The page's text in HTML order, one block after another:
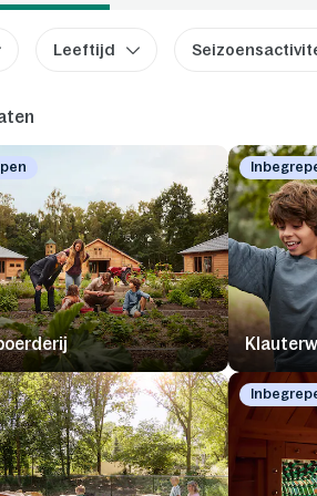
Leeftijd